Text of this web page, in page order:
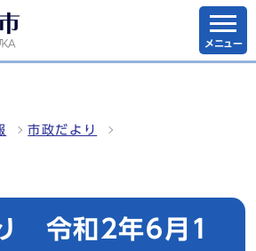
メニュー
市政だより
令和2年6月1